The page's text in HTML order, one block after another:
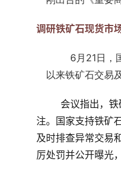
调研铁矿石现货市
6月21日，
以来铁矿石交易
会议指出，
注。国家支持铁矿
及时排查异常交易
厉处罚并公开曝光